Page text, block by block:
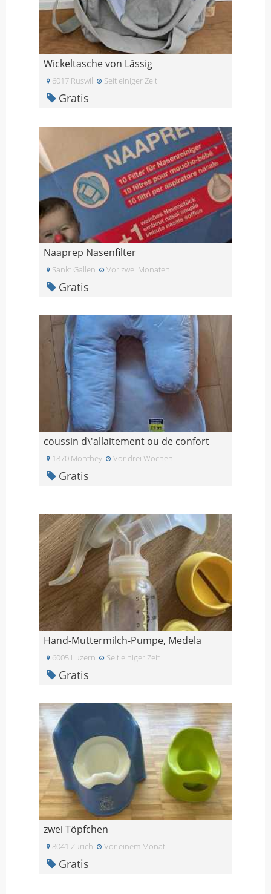
Wickeltasche von Lässig
6017 Ruswil Seit einiger Zeit
Gratis
Naaprep Nasenfilter
Sankt Gallen Vor zwei Monaten
Gratis
coussin d\'allaitement ou de confort
1870 Monthey Vor drei Wochen
Gratis
Hand-Muttermilch-Pumpe, Medela
6005 Luzern Seit einiger Zeit
Gratis
zwei Töpfchen
8041 Zürich Vor einem Monat
Gratis